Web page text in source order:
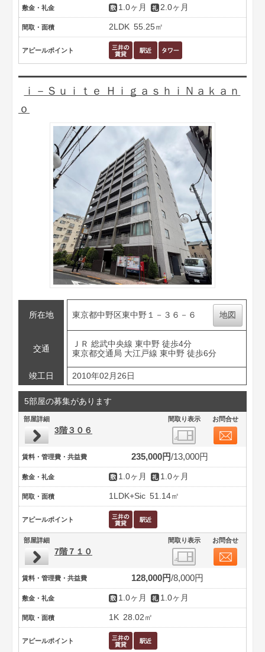
敷金・礼金 1.0ヶ月 2.0ヶ月
間取・面積 2LDK 55.25㎡
アピールポイント
ｉ－Ｓｕｉｔｅ ＨｉｇａｓｈｉＮａｋａｎ
ｏ
所在地 東京都中野区東中野１－３６－６ 地図
交通
ＪＲ 総武中央線 東中野 徒歩4分
東京都交通局 大江戸線 東中野 徒歩6分
竣工日 2010年02月26日
5部屋の募集があります
部屋詳細 間取り表示 お問合せ
3階３０６
賃料・管理費・共益費 235,000円 13,000円
敷金・礼金 1.0ヶ月 1.0ヶ月
間取・面積 1LDK+Sic 51.14㎡
アピールポイント
部屋詳細 間取り表示 お問合せ
7階７１０
賃料・管理費・共益費 128,000円 8,000円
敷金・礼金 1.0ヶ月 1.0ヶ月
間取・面積 1K 28.02㎡
アピールポイント